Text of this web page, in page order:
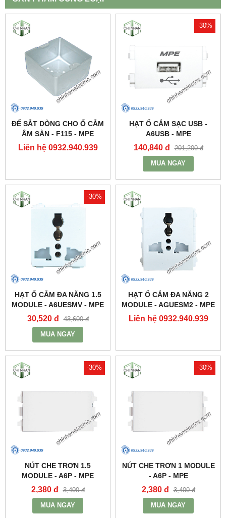
ĐẾ SẮT DÒNG CHO Ổ CẮM
ÂM SÀN - F115 - MPE
Liên hệ 0932.940.939
-30%
HẠT Ổ CẮM SẠC USB -
A6USB - MPE
140,840 đ 201,200 đ
MUA NGAY
-30%
HẠT Ổ CẮM ĐA NĂNG 1.5
MODULE - A6UESMV - MPE
30,520 đ 43,600 đ
MUA NGAY
HẠT Ổ CẮM ĐA NĂNG 2
MODULE - AGUESM2 - MPE
Liên hệ 0932.940.939
-30%
NÚT CHE TRƠN 1.5
MODULE - A6P - MPE
2,380 đ 3,400 đ
MUA NGAY
-30%
NÚT CHE TRƠN 1 MODULE
- A6P - MPE
2,380 đ 3,400 đ
MUA NGAY